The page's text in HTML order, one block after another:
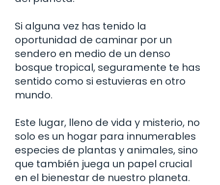
Si alguna vez has tenido la
oportunidad de caminar por un
sendero en medio de un denso
bosque tropical, seguramente te has
sentido como si estuvieras en otro
mundo.
Este lugar, lleno de vida y misterio, no
solo es un hogar para innumerables
especies de plantas y animales, sino
que también juega un papel crucial
en el bienestar de nuestro planeta.